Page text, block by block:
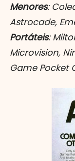
Menores:
Astrocade,
Portáteis:
Microvision,
Game Pocket